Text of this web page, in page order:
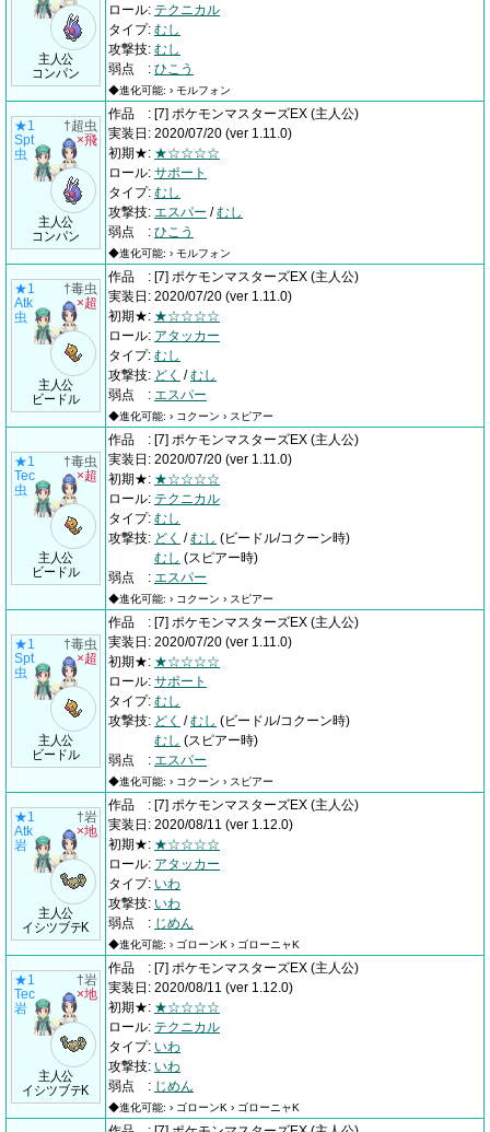
主人公
コンパン
ロール: テクニカル
タイプ: むし
攻撃技: むし
弱点
: ひこう
◆進化可能: › モルフォン
★1
Spt
虫
主人公
コンパン
†超虫
×飛
作品 : [7] ポケモンマスターズEX (主人公)
実装日 : 2020/07/20 (ver 1.11.0)
初期★: ★☆☆☆☆
ロール: サポート
タイプ: むし
攻撃技: エスパー /むし
弱点
: ひこう
◆進化可能: › モルフォン
★1
Atk
虫
主人公
ビードル
†毒虫
×超
作品 : [7] ポケモンマスターズEX (主人公)
実装日 : 2020/07/20 (ver 1.11.0)
初期★: ★☆☆☆☆
ロール: アタッカー
タイプ: むし
攻撃技: どく /むし
弱点
: エスパー
◆進化可能: › コクーン › スピアー
★1
Tec
虫
主人公
ビードル
†毒虫
×超
作品 : [7] ポケモンマスターズEX (主人公)
実装日 : 2020/07/20 (ver 1.11.0)
初期★: ★☆☆☆☆
ロール: テクニカル
タイプ: むし
攻撃技: どく /むし (ビードル/コクーン時)
むし (スピアー時)
弱点
: エスパー
◆進化可能: › コクーン › スピアー
★1
Spt
虫
主人公
ビードル
†毒虫
×超
作品 : [7] ポケモンマスターズEX (主人公)
実装日 : 2020/07/20 (ver 1.11.0)
初期★: ★☆☆☆☆
ロール: サポート
タイプ: むし
攻撃技: どく /むし (ビードル/コクーン時)
むし (スピアー時)
弱点
: エスパー
◆進化可能: › コクーン › スピアー
★1
Atk
岩
主人公
イシツブテK
†岩
×地
作品 : [7] ポケモンマスターズEX (主人公)
実装日 : 2020/08/11 (ver 1.12.0)
初期★: ★☆☆☆☆
ロール: アタッカー
タイプ: いわ
攻撃技: いわ
弱点
: じめん
◆進化可能: › ゴローンK › ゴローニャK
★1
Tec
岩
主人公
イシツブテK
†岩
×地
作品 : [7] ポケモンマスターズEX (主人公)
実装日 : 2020/08/11 (ver 1.12.0)
初期★: ★☆☆☆☆
ロール: テクニカル
タイプ: いわ
攻撃技: いわ
弱点
: じめん
◆進化可能: › ゴローンK › ゴローニャK